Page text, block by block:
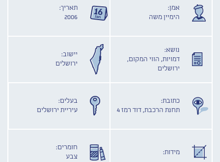
אמן:
הימיין משה
תאריך:
2006
נושא:
דמויות, הווי המקום,
ירושלים
יישוב:
ירושלים
כתובת:
תחנת הרכבת, דוד רמז 4
בעלים:
עיריית ירושלים
מידות:
חומרים:
צבע